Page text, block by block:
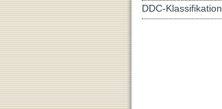
DDC-Klassifikation